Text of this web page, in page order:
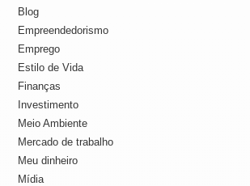
Blog
Empreendedorismo
Emprego
Estilo de Vida
Finanças
Investimento
Meio Ambiente
Mercado de trabalho
Meu dinheiro
Mídia